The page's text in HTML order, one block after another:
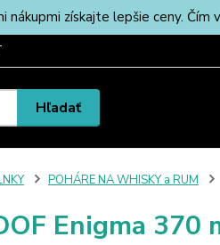
získajte lepšie ceny. Čím
Hľadať
POHÁRE NA WHISKY a RUM
Enigma 370